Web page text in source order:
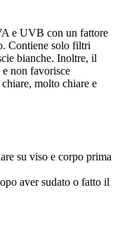
e UVB con un fattore
Contiene solo filtri
bianche. Inoltre, il
non favorisce
molto chiare e
su viso e corpo prima
aver sudato o fatto il